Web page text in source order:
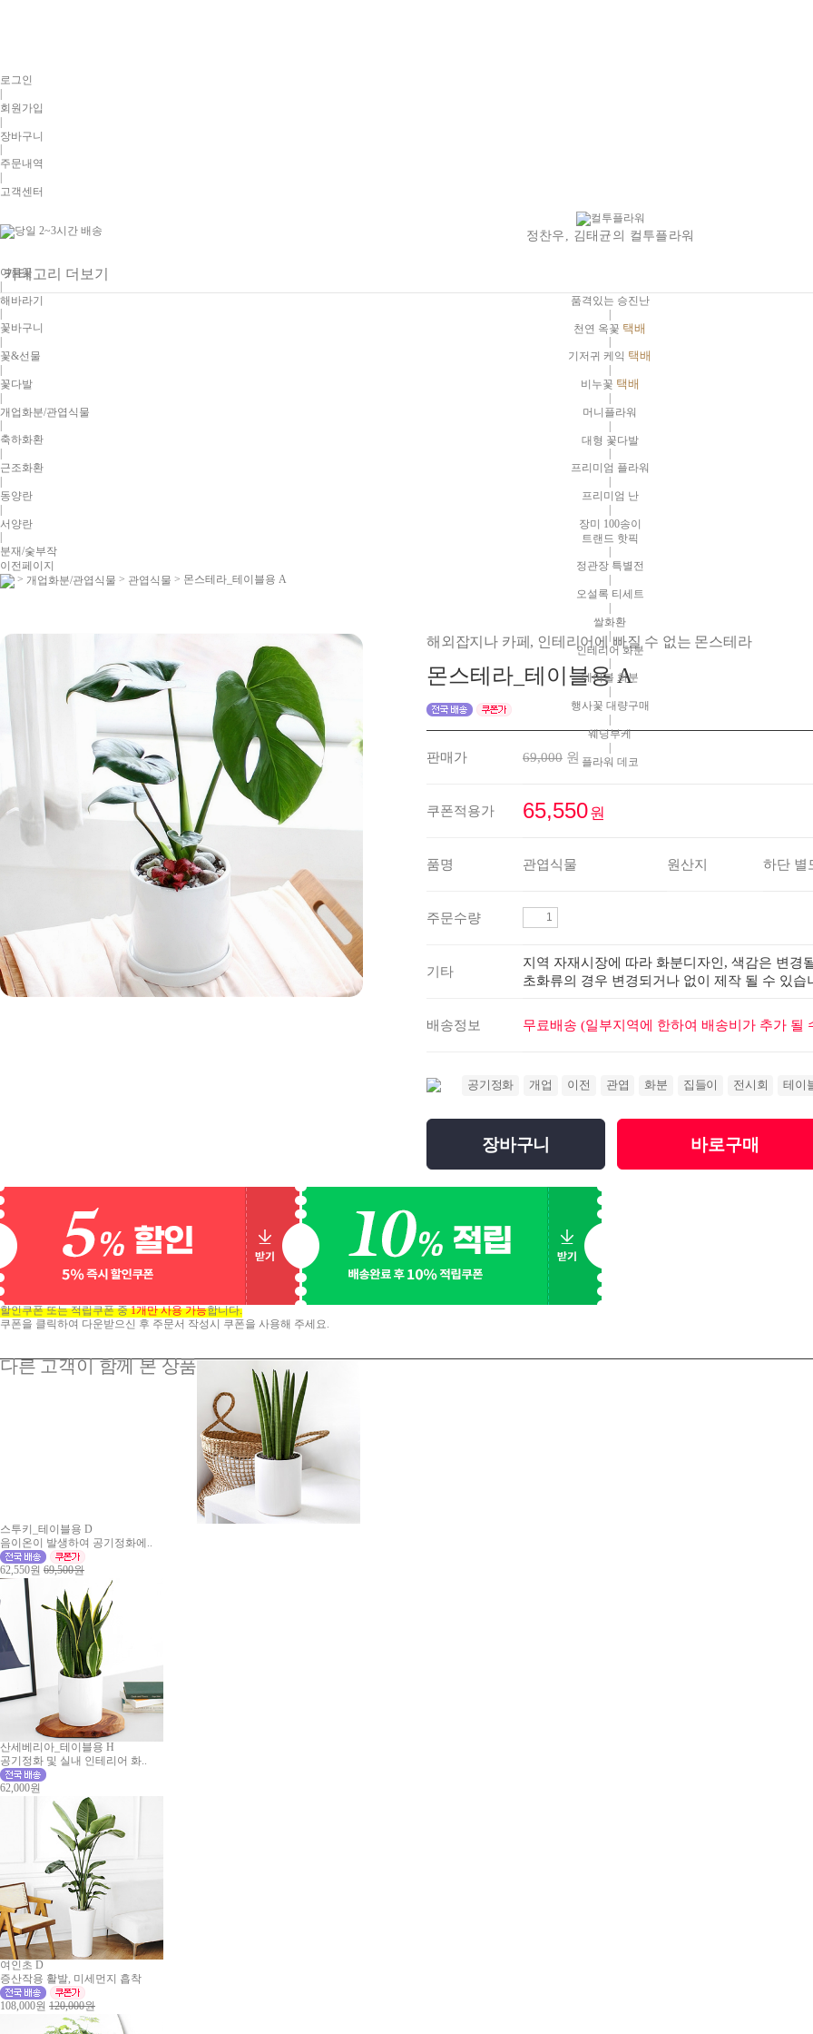
로그인
|
회원가입
|
장바구니
주문내역
고객센터
정찬우, 김태균의 컬투플라워
카테고리 더보기
품격있는 승진난
|
천연 옥꽃 택배
기저귀 케익 택배
비누꽃 택배
|
머니플라워
|
대형 꽃다발
프리미엄 플라워
프리미엄 난
|
장미 100송이
트랜드 핫픽
정관장 특별전
오설록 티세트
|
쌀화환
|
인테리어 화분
테이블 화분
행사꽃 대량구매
|
웨딩부케
|
플라워 데코
여름꽃
|
해바라기
꽃바구니
꽃&선물
|
꽃다발
|
개업화분/관엽식물
축하화환
근조화환
|
동양란
|
서양란
분재/숯부작
이전페이지
> 개업화분/관엽식물 > 관엽식물 > 몬스테라_테이블용 A
해외잡지나 카페, 인테리어에 빠질 수 없는 몬스테라
몬스테라_테이블용 A
판매가 69,000 원
쿠폰적용가 65,550원
품명 관엽식물 원산지 하단 별
주문수량
기타
지역 자재시장에 따라 화분디자인, 색감은 변경
초화류의 경우 변경되거나 없이 제작 될 수 있습
배송정보 무료배송 (일부지역에 한하여 배송비가 추가 될
공기정화 개업 이전 관엽 화분 집들이 전시회 테이
장바구니 바로구매
할인쿠폰 또는 적립쿠폰 중1개만 사용 가능합니다.
쿠폰을 클릭하여 다운받으신 후 주문서 작성시 쿠폰을 사용해 주세요.
다른 고객이 함께 본 상품
스투키_테이블용 D
음이온이 발생하여 공기정화에..
62,550원 69,500원
산세베리아_테이블용 H
공기정화 및 실내 인테리어 화..
62,000원
여인초 D
증산작용 활발, 미세먼지 흡착
108,000원 120,000원